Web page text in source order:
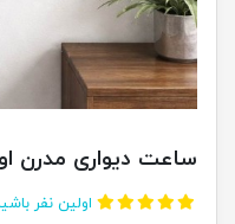
ساعت دیواری مدرن
اولین نفر